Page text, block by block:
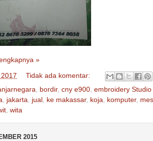
»
Tidak ada komentar:
bordir, cny e900 embroidery
jakarta jual ke makassar, koja komputer,
wita
2015